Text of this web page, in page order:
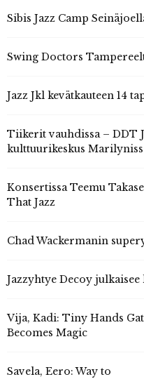
Sibis Jazz Camp
Swing Doctors
Jazz Jkl kevätkauteen 14
Tiikerit vauhdissa – DDT
kulttuurikeskus
Konsertissa Teemu
That Jazz
Chad Wackermanin
Jazzyhtye Decoy
Vija, Kadi: Tiny Hands
Becomes Magic
Savela, Eero: Way to